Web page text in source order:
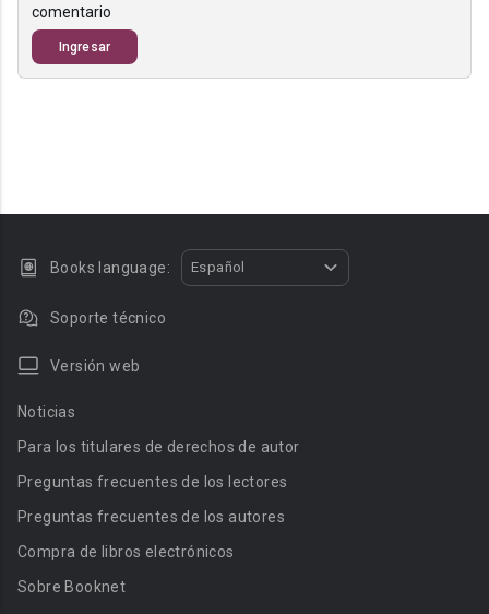
comentario
Ingresar
Books language: Español
Soporte técnico
Versión web
Noticias
Para los titulares de derechos de autor
Preguntas frecuentes de los lectores
Preguntas frecuentes de los autores
Compra de libros electrónicos
Sobre Booknet